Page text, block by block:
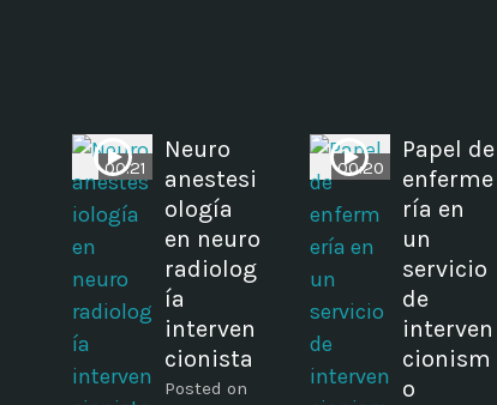
00:21
Neuro
anestesi
ología
en neuro
radiolog
ía
interven
cionista
Posted on
00:20
Papel de
enferme
ría en
un
servicio
de
interven
cionism
o